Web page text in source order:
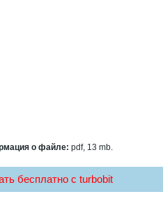
о файле: pdf, 13 mb.
бесплатно c turbobit